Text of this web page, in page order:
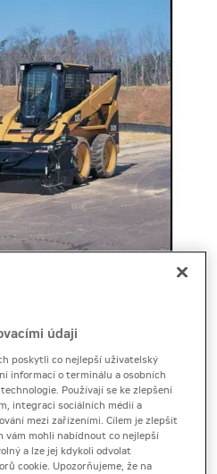
údaji
poskytli co nejlepší uživatelský
informací o terminálu a osobních
Používají se ke zlepšení
integraci sociálních médií a
mezi zařízeními. Cílem je zlepšit
vám mohli nabídnout co nejlepší
a lze jej kdykoli odvolat
cookie. Upozorňujeme, že na